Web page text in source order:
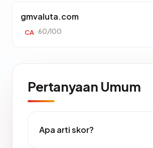
gmvaluta.com
CA 60/100
Pertanyaan Umum
Apa arti skor?